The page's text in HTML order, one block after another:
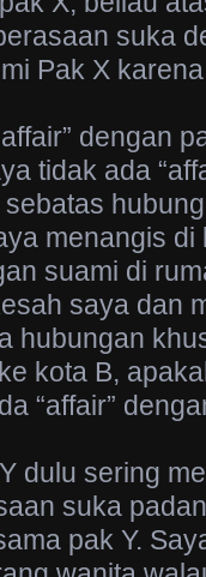
suka
Pak X
dengan
tidak ada
menangis
suami di
saya dan
hubungan
kota B,
“affair”
dulu sering
suka
pak Y.